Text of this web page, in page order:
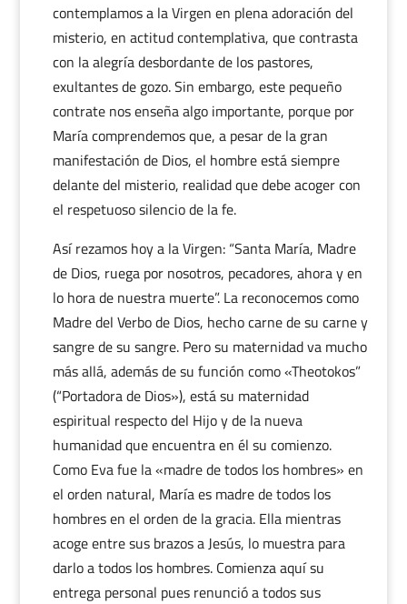
contemplamos a la Virgen en plena adoración del
misterio, en actitud contemplativa, que contrasta
con la alegría desbordante de los pastores,
exultantes de gozo. Sin embargo, este pequeño
contrate nos enseña algo importante, porque por
María comprendemos que, a pesar de la gran
manifestación de Dios, el hombre está siempre
delante del misterio, realidad que debe acoger con
el respetuoso silencio de la fe.
Así rezamos hoy a la Virgen: “Santa María, Madre
de Dios, ruega por nosotros, pecadores, ahora y en
lo hora de nuestra muerte”. La reconocemos como
Madre del Verbo de Dios, hecho carne de su carne y
sangre de su sangre. Pero su maternidad va mucho
más allá, además de su función como «Theotokos”
(“Portadora de Dios»), está su maternidad
espiritual respecto del Hijo y de la nueva
humanidad que encuentra en él su comienzo.
Como Eva fue la «madre de todos los hombres» en
el orden natural, María es madre de todos los
hombres en el orden de la gracia. Ella mientras
acoge entre sus brazos a Jesús, lo muestra para
darlo a todos los hombres. Comienza aquí su
entrega personal pues renunció a todos sus